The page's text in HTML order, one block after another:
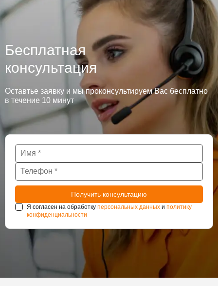
Бесплатная
консультация
Оставтье заявку и мы проконсультируем Вас бесплатно
в течение 10 минут
Я согласен на обработку персональных данных и политику
конфиденциальности